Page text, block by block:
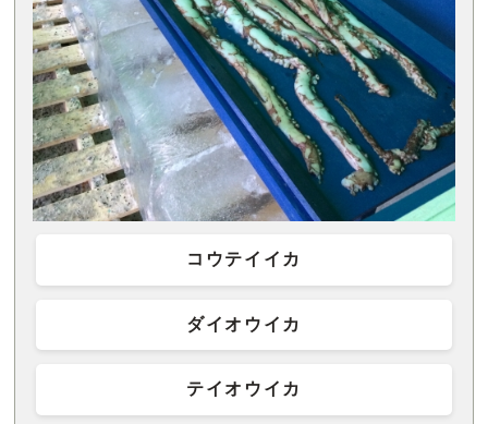
コウテイイカ
ダイオウイカ
テイオウイカ